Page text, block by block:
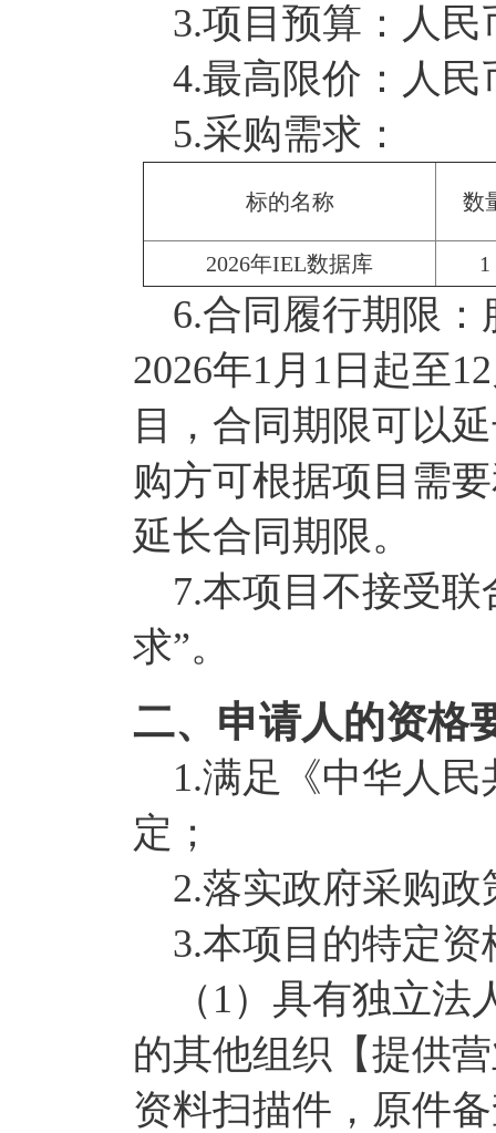
3.项目预算：人民
4.最高限价：人民
5.采购需求：
标的名称 数
2026年IEL数据库 1
6.合同履行期限：
2026年1月1日起至
目，合同期限可以
购方可根据项目需
延长合同期限。
7.本项目不接受联
求”。
二、申请人的资格
1.满足《中华人民
定；
2.落实政府采购政
3.本项目的特定资
（1）具有独立法
的其他组织【提供
资料扫描件，原件